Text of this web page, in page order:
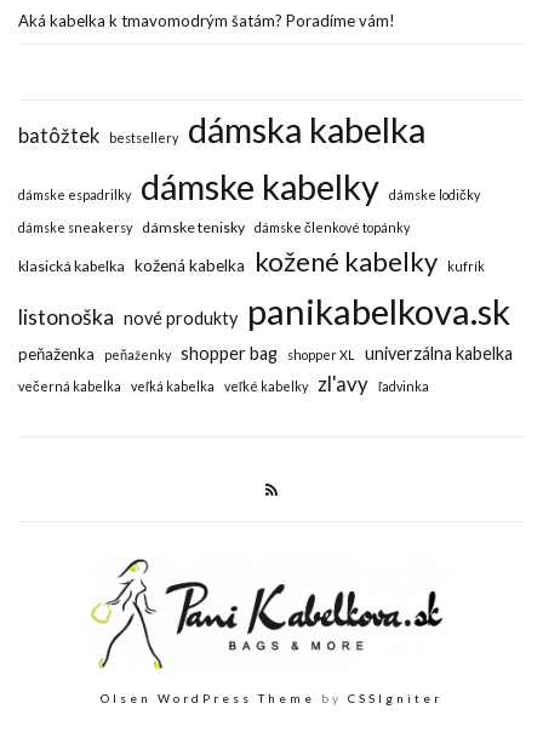
Aká kabelka k tmavomodrým šatám? Poradíme vám!
batôžtek bestsellery dámska kabelka
dámske espadrilky dámske kabelky dámske lodičky
dámske sneakersy dámske tenisky dámske členkové topánky
klasická kabelka kožená kabelka kožené kabelky kufrík
listonoška nové produkty panikabelkova.sk
peňaženka peňaženky shopper bag shopper XL univerzálna kabelka
večerná kabelka veľká kabelka veľké kabelky zl'avy ľadvinka
Olsen WordPress Theme by CSSIgniter